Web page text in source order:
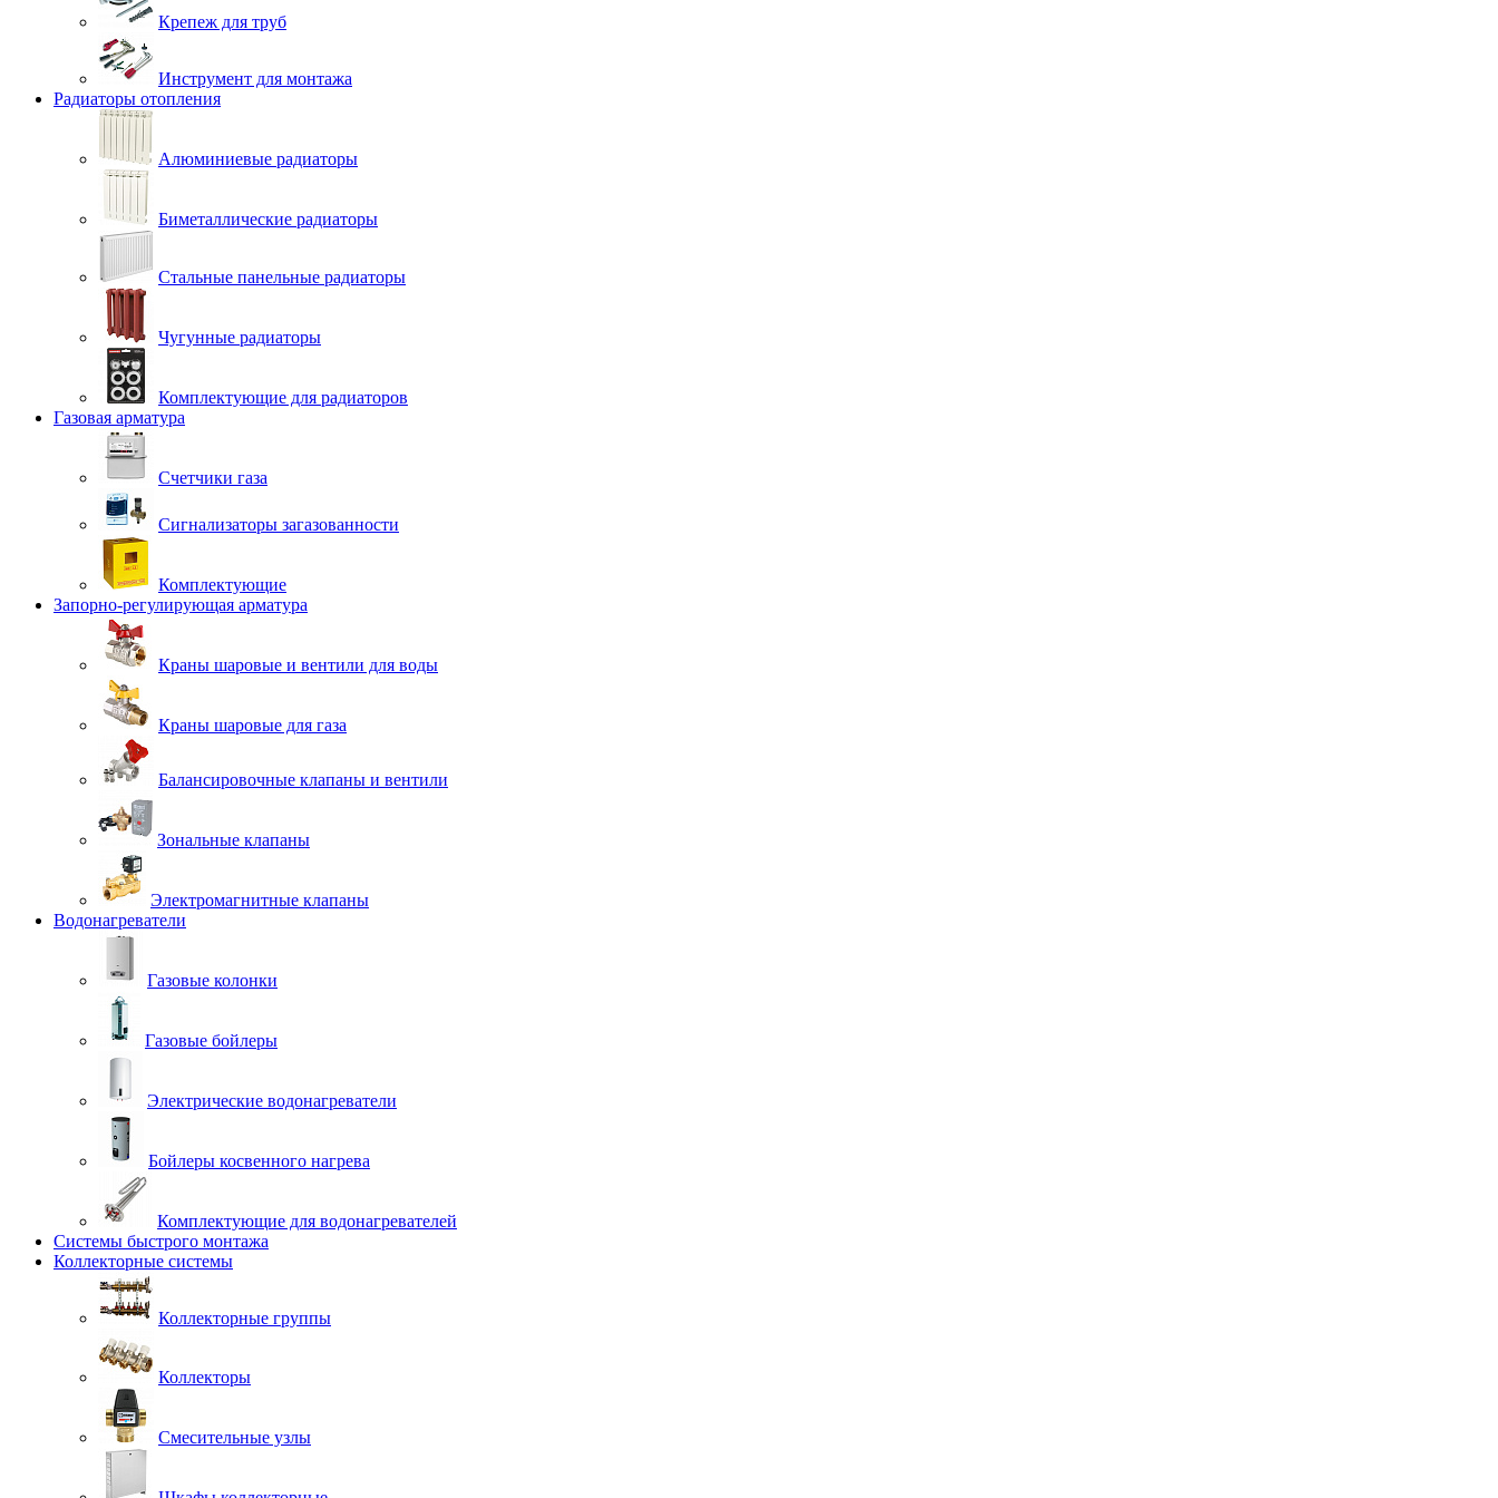
Крепеж для труб
Инструмент для монтажа
Радиаторы отопления
Алюминиевые радиаторы
Биметаллические радиаторы
Стальные панельные радиаторы
Чугунные радиаторы
Комплектующие для радиаторов
Газовая арматура
Счетчики газа
Сигнализаторы загазованности
Комплектующие
Запорно-регулирующая арматура
Краны шаровые и вентили для воды
Краны шаровые для газа
Балансировочные клапаны и вентили
Зональные клапаны
Электромагнитные клапаны
Водонагреватели
Газовые колонки
Газовые бойлеры
Электрические водонагреватели
Бойлеры косвенного нагрева
Комплектующие для водонагревателей
Системы быстрого монтажа
Коллекторные системы
Коллекторные группы
Коллекторы
Смесительные узлы